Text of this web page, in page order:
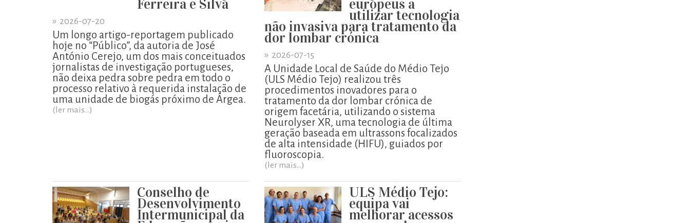
Ferreira e Silva
» 2026-07-20
Um longo artigo-reportagem publicado
hoje no “Público”, da autoria de José
António Cerejo, um dos mais conceituados
jornalistas de investigação portugueses,
não deixa pedra sobre pedra em todo o
processo relativo à requerida instalação de
uma unidade de biogás próximo de Árgea.
(ler mais...)
europeus a
utilizar tecnologia
não invasiva para tratamento da
dor lombar crónica
» 2026-07-15
A Unidade Local de Saúde do Médio Tejo
(ULS Médio Tejo) realizou três
procedimentos inovadores para o
tratamento da dor lombar crónica de
origem facetária, utilizando o sistema
Neurolyser XR, uma tecnologia de última
geração baseada em ultrassons focalizados
de alta intensidade (HIFU), guiados por
fluoroscopia.
(ler mais...)
Conselho de
Desenvolvimento
Intermunicipal da
ULS Médio Tejo:
equipa vai
melhorar acessos